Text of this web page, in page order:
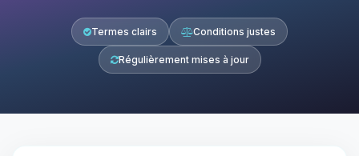
Termes clairs Conditions justes
Régulièrement mises à jour